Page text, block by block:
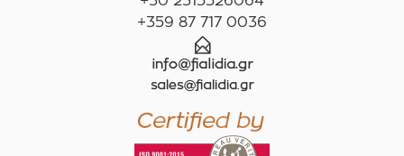
+359 87 717 0036